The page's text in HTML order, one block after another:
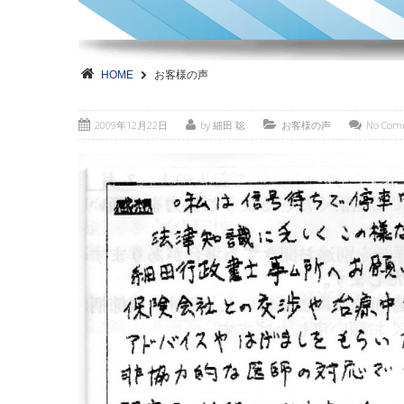
HOME お客様の声
2009年12月22日 by 細田 聡 お客様の声 No